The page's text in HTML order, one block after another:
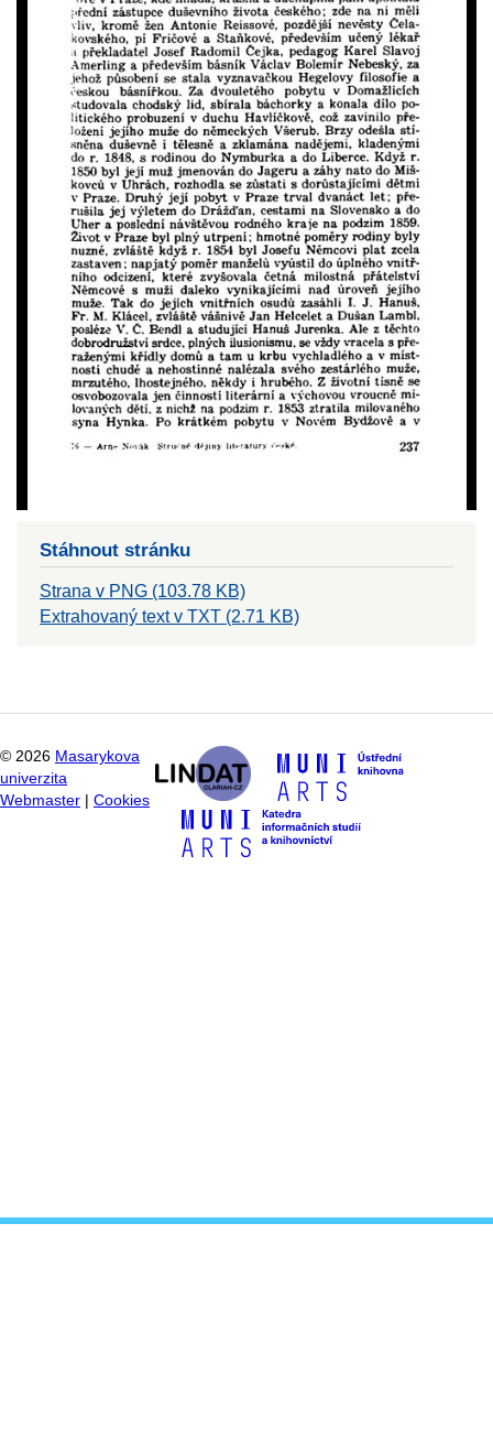
Stáhnout stránku
Strana v PNG (103.78 KB)
Extrahovaný text v TXT (2.71 KB)
© 2026 Masarykova
univerzita
Webmaster
Cookies